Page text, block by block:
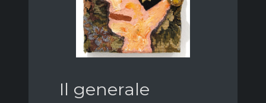
Il generale